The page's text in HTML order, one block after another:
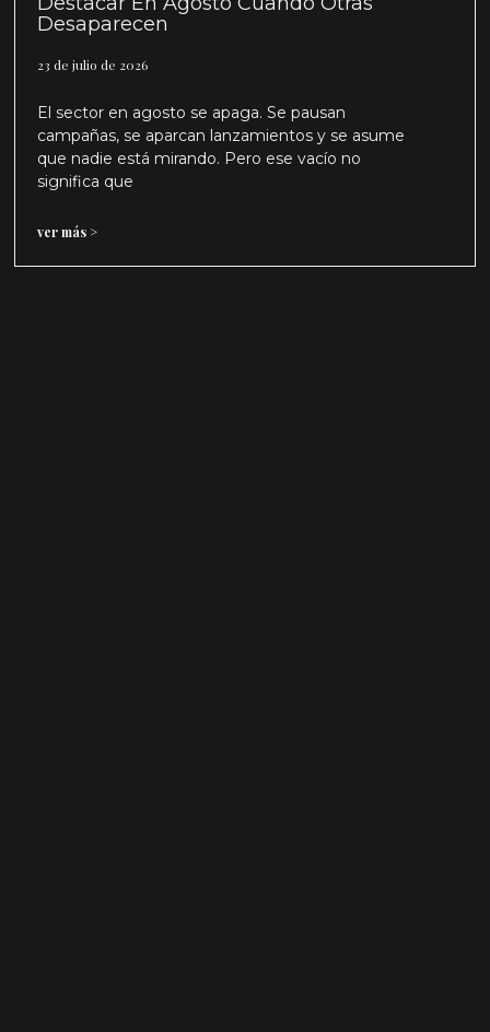
Desaparecen
23 de julio de 2026
El sector en agosto se apaga. Se pausan
campañas, se aparcan lanzamientos y se asume
que nadie está mirando. Pero ese vacío no
significa que
ver más >